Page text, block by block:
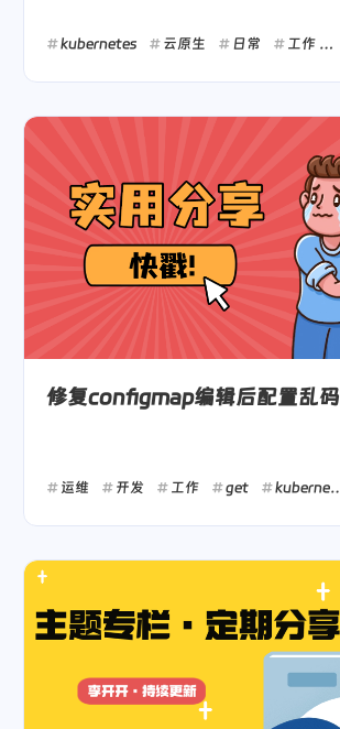
kubernetes 云原生 日常 工作
修复configmap编辑后配置乱码
运维 开发 工作 get kubernetes